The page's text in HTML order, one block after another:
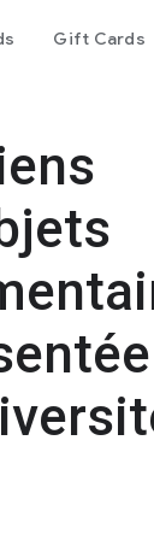
Gift Cards